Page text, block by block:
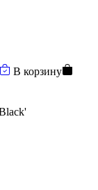
В корзину